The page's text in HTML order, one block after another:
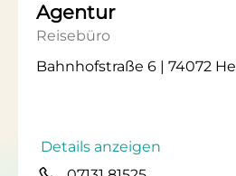
Agentur
Reisebüro
Bahnhofstraße 6 | 74072
Details anzeigen